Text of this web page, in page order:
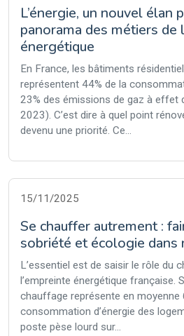
L’énergie, un nouvel élan
panorama des métiers de
énergétique
En France, les bâtiments
représentent 44% de la
23% des émissions de gaz à effet
2023). C’est dire à quel point
devenu une priorité. Ce...
15/11/2025
Se chauffer autrement :
sobriété et écologie dans
L’essentiel est de saisir le rôle du
l’empreinte énergétique française.
chauffage représente en moyenne
consommation d’énergie des
poste pèse lourd sur...